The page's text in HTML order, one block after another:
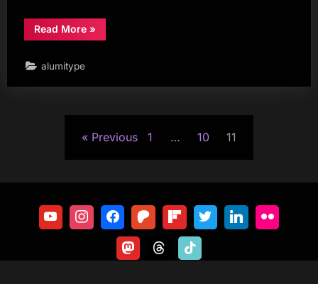
Read More“Erste
Portrait
altem
Besuch
der
»
alumitype
paginationPrevious 1 … 10 11